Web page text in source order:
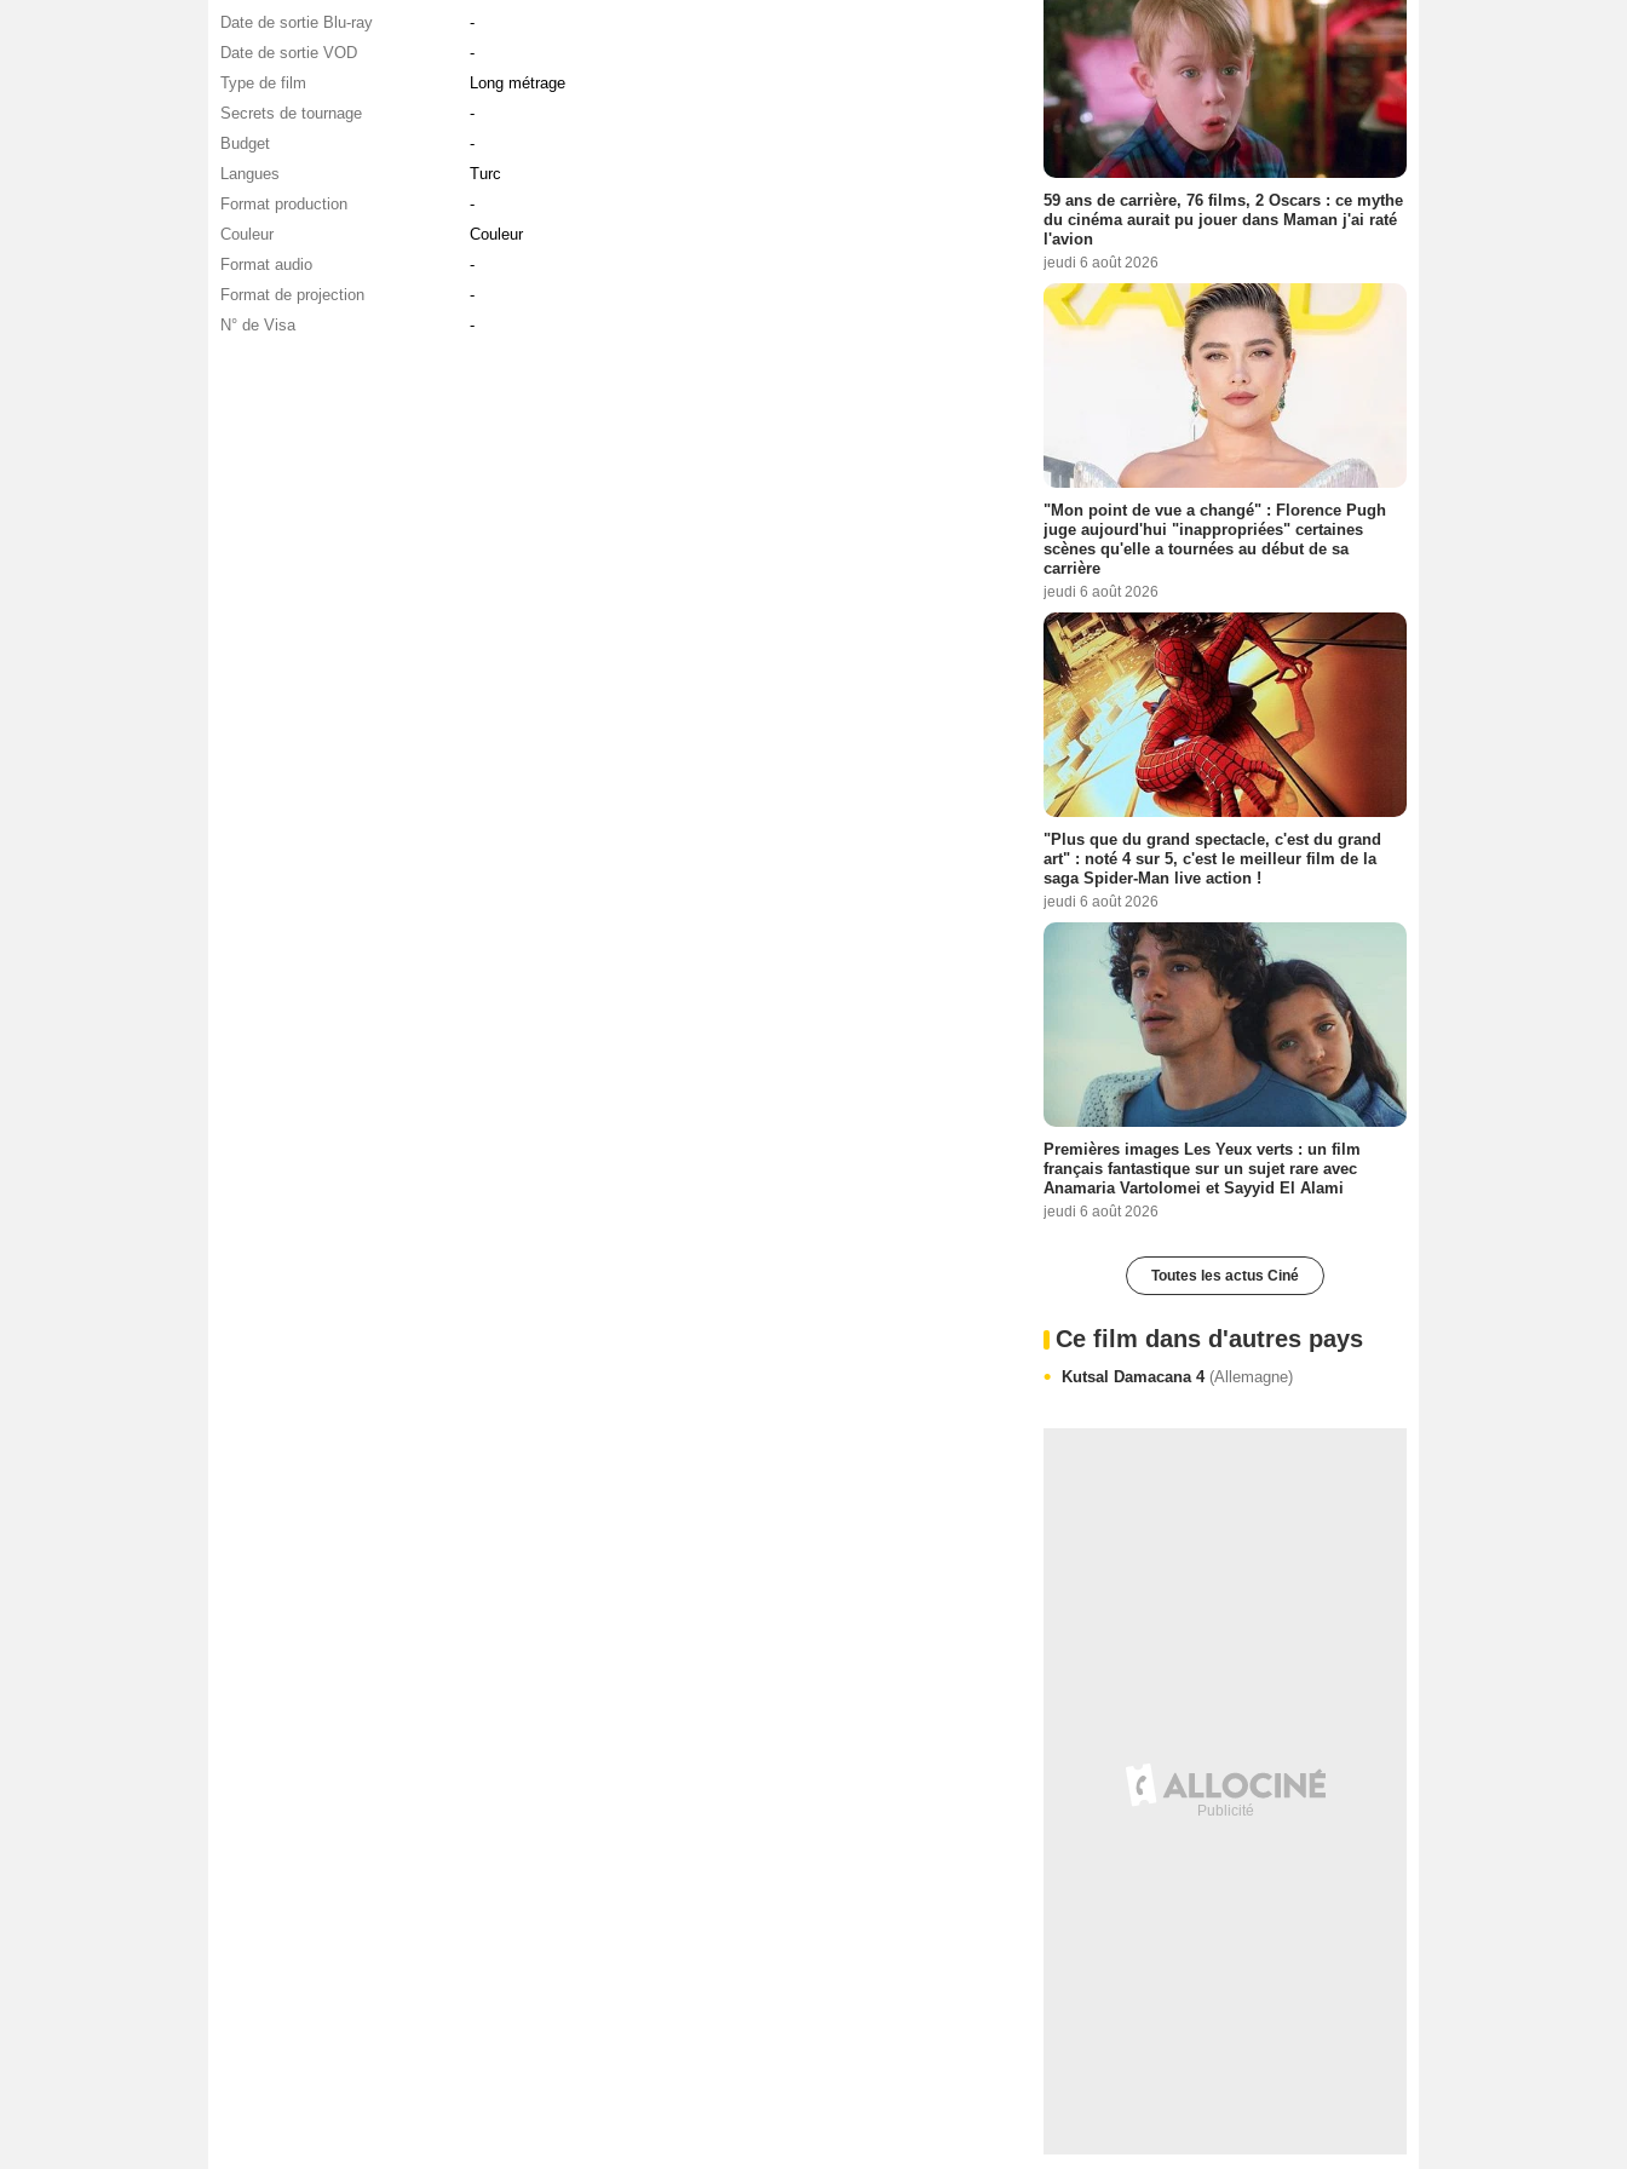
Date de sortie Blu-ray
-
Date de sortie VOD
-
Type de film
Long métrage
Secrets de tournage
-
Budget
-
Langues
Turc
Format production
-
Couleur
Couleur
Format audio
-
Format de projection
-
N° de Visa
-
59 ans de carrière, 76 films, 2 Oscars : ce mythe
du cinéma aurait pu jouer dans Maman j'ai raté
l'avion
jeudi 6 août 2026
"Mon point de vue a changé" : Florence Pugh
juge aujourd'hui "inappropriées" certaines
scènes qu'elle a tournées au début de sa
carrière
jeudi 6 août 2026
"Plus que du grand spectacle, c'est du grand
art" : noté 4 sur 5, c'est le meilleur film de la
saga Spider-Man live action !
jeudi 6 août 2026
Premières images Les Yeux verts : un film
français fantastique sur un sujet rare avec
Anamaria Vartolomei et Sayyid El Alami
jeudi 6 août 2026
Toutes les actus Ciné
Ce film dans d'autres pays
Kutsal Damacana 4 (Allemagne)